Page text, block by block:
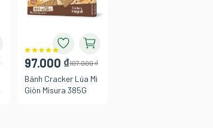
97.000 ₫107.000 ₫
Bánh Cracker Lúa Mì
Giòn Misura 385G